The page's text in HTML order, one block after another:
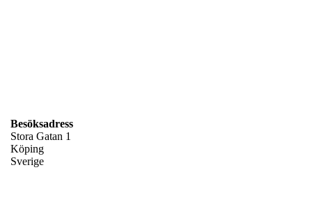
Besöksadress
Stora Gatan 1
Köping
Sverige